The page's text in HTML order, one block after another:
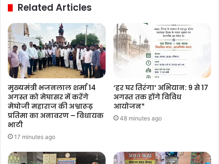
Related Articles
मुख्यमंत्री भजनलाल शर्मा 14
अगस्त को मेघासर में करेंगे
मेघोजी महाराज की अश्वारूढ़
प्रतिमा का अनावरण – विधायक
भाटी
17 minutes ago
‘हर घर तिरंगा’ अभियान: 9 से 17
अगस्त तक होंगे विविध
आयोजन*
48 minutes ago